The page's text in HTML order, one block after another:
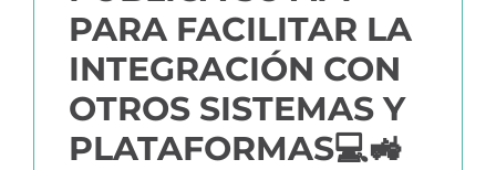
TESTIMONIOS
PARA FACILITAR LA
INTEGRACIÓN CON
OTROS SISTEMAS Y
PLATAFORMAS💻🚜